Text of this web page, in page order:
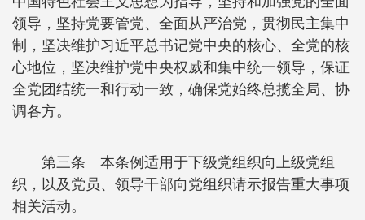
领导，坚持党要管党、全面从严治党，贯彻民主集中
制，坚决维护习近平总书记党中央的核心、全党的核
心地位，坚决维护党中央权威和集中统一领导，保证
全党团结统一和行动一致，确保党始终总揽全局、协
调各方。
第三条 本条例适用于下级党组织向上级党组
织，以及党员、领导干部向党组织请示报告重大事项
相关活动。